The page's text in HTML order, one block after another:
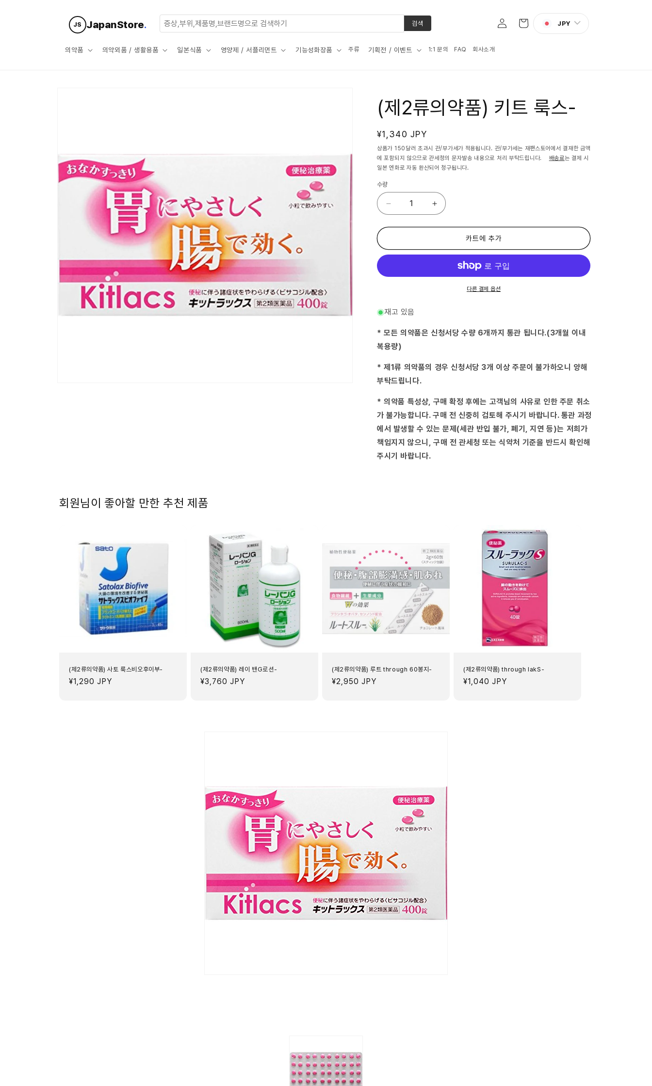
JS JapanStore.
의약품 의약외품 / 생활용품 일본식품 영양제 / 서플리먼트 기능성화장품 주류 기획전 / 이벤트 1:1 문의 FAQ 회사소개
그
트
JPY
검색
(제2류의약품) 키트 룩스-
정
가
¥1,340 JPY
상품가 150달러 초과시 관/부가세가 적용됩니다. 관/부가세는 재팬스토어에서 결재한 금액
에 포함되지 않으므로 관세청의 문자발송 내용으로 처리 부탁드립니다. 배송료는 결제 시
일본 엔화로 자동 환산되어 청구됩니다.
수량
2
류
약
트
수
줄
(제
2
류
약
트
늘
카트에 추가
다른 결제 옵션
재고 있음
* 모든 의약품은 신청서당 수량 6개까지 통관 됩니다.(3개월 이내
복용량)
* 제1류 의약품의 경우 신청서당 3개 이상 주문이 불가하오니 양해
부탁드립니다.
* 의약품 특성상, 구매 확정 후에는 고객님의 사유로 인한 주문 취소
가 불가능합니다. 구매 전 신중히 검토해 주시기 바랍니다. 통관 과정
에서 발생할 수 있는 문제(세관 반입 불가, 폐기, 지연 등)는 저희가
책임지지 않으니, 구매 전 관세청 또는 식약처 기준을 반드시 확인해
주시기 바랍니다.
회원님이 좋아할 만한 추천 제품
(제2류의약품) 사토 룩스비오후이부-
정
¥1,290 JPY
(제2류의약품) 레이 밴G로션-
정
¥3,760 JPY
(제2류의약품) 루트 through 60봉지-
정
¥2,950 JPY
(제2류의약품) through lakS-
정
¥1,040 JPY